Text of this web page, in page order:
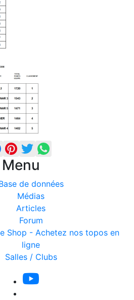
Menu
de données
Médias
Articles
Forum
Shop - Achetez nos topos en
ligne
Salles / Clubs